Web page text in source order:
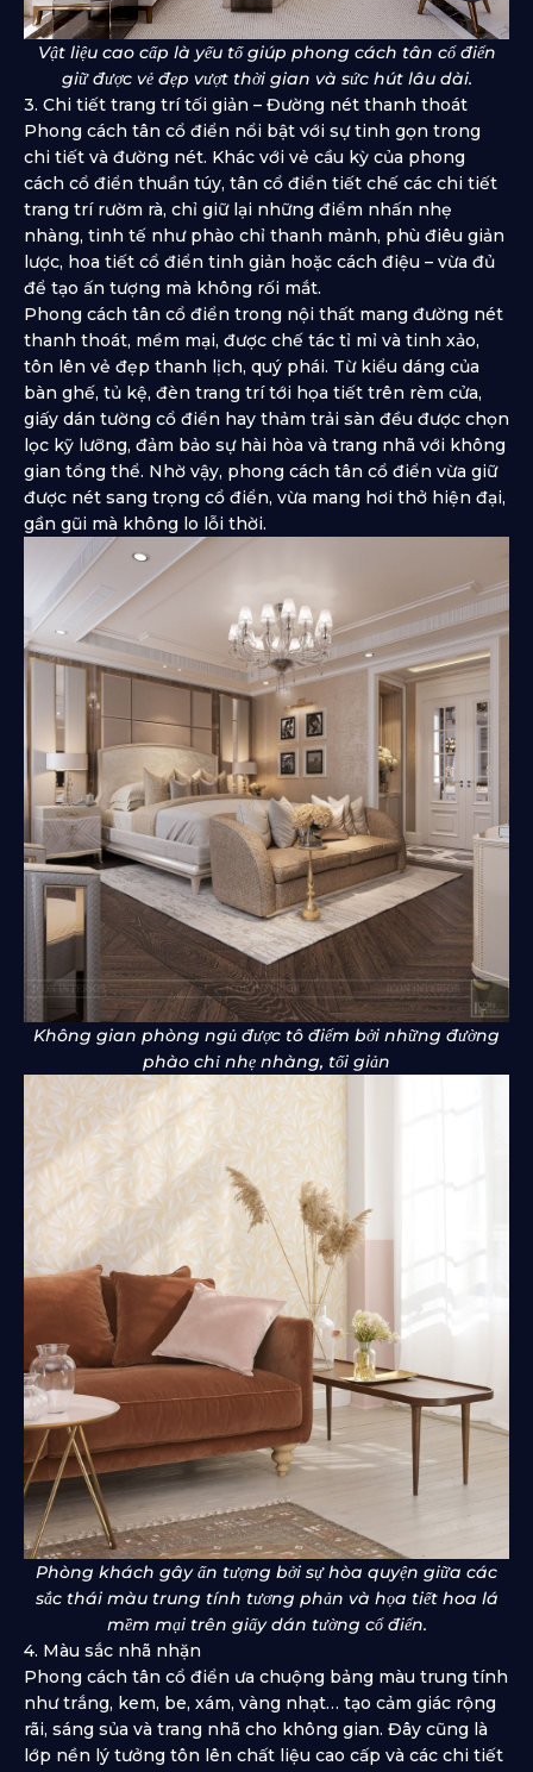
Vật liệu cao cấp là yếu tố giúp phong cách tân cổ điển
giữ được vẻ đẹp vượt thời gian và sức hút lâu dài.
3. Chi tiết trang trí tối giản – Đường nét thanh thoát
Phong cách tân cổ điển nổi bật với sự tinh gọn trong
chi tiết và đường nét. Khác với vẻ cầu kỳ của phong
cách cổ điển thuần túy, tân cổ điển tiết chế các chi tiết
trang trí rườm rà, chỉ giữ lại những điểm nhấn nhẹ
nhàng, tinh tế như phào chỉ thanh mảnh, phù điêu giản
lược, hoa tiết cổ điển tinh giản hoặc cách điệu – vừa đủ
để tạo ấn tượng mà không rối mắt.
Phong cách tân cổ điển trong nội thất mang đường nét
thanh thoát, mềm mại, được chế tác tỉ mỉ và tinh xảo,
tôn lên vẻ đẹp thanh lịch, quý phái. Từ kiểu dáng của
bàn ghế, tủ kệ, đèn trang trí tới họa tiết trên rèm cửa,
giấy dán tường cổ điển hay thảm trải sàn đều được chọn
lọc kỹ lưỡng, đảm bảo sự hài hòa và trang nhã với không
gian tổng thể. Nhờ vậy, phong cách tân cổ điển vừa giữ
được nét sang trọng cổ điển, vừa mang hơi thở hiện đại,
gần gũi mà không lo lỗi thời.
Không gian phòng ngủ được tô điểm bởi những đường
phào chỉ nhẹ nhàng, tối giản
Phòng khách gây ấn tượng bởi sự hòa quyện giữa các
sắc thái màu trung tính tương phản và họa tiết hoa lá
mềm mại trên giấy dán tường cổ điển.
4. Màu sắc nhã nhặn
Phong cách tân cổ điển ưa chuộng bảng màu trung tính
như trắng, kem, be, xám, vàng nhạt… tạo cảm giác rộng
rãi, sáng sủa và trang nhã cho không gian. Đây cũng là
lớp nền lý tưởng tôn lên chất liệu cao cấp và các chi tiết